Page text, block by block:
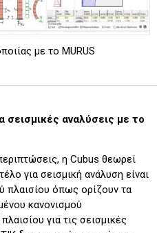
με το MURUS
σεισμικές αναλύσεις με το
η Cubus θεωρεί
για σεισμική ανάλυση είναι
πλαισίου όπως ορίζουν τα
κανονισμού
για τις σεισμικές